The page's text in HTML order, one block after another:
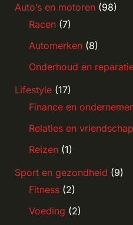
Auto’s en motoren(98)
Racen(7)
Automerken(8)
Onderhoud en
Lifestyle(17)
Finance en
Relaties en
Reizen(1)
Sport en gezondheid (9)
Fitness(2)
Voeding (2)